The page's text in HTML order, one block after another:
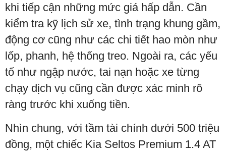
khi tiếp cận những mức giá hấp dẫn. Cần
kiểm tra kỹ lịch sử xe, tình trạng khung gầm,
động cơ cũng như các chi tiết hao mòn như
lốp, phanh, hệ thống treo. Ngoài ra, các yếu
tố như ngập nước, tai nạn hoặc xe từng
chạy dịch vụ cũng cần được xác minh rõ
ràng trước khi xuống tiền.
Nhìn chung, với tầm tài chính dưới 500 triệu
đồng, một chiếc Kia Seltos Premium 1.4 AT